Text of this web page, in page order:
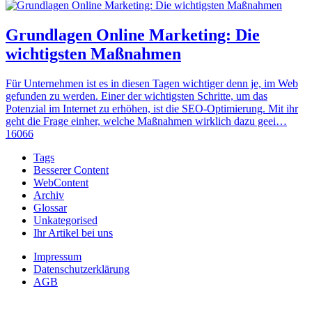
Grundlagen Online Marketing: Die
wichtigsten Maßnahmen
Für Unternehmen ist es in diesen Tagen wichtiger denn je, im Web
gefunden zu werden. Einer der wichtigsten Schritte, um das
Potenzial im Internet zu erhöhen, ist die SEO-Optimierung. Mit ihr
geht die Frage einher, welche Maßnahmen wirklich dazu geei…
16066
Tags
Besserer Content
WebContent
Archiv
Glossar
Unkategorised
Ihr Artikel bei uns
Impressum
Datenschutzerklärung
AGB